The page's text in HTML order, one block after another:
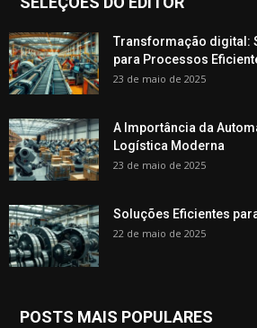
Transformação digital:
para Processos
23 de maio de 2025
A Importância da
Logística Moderna
23 de maio de 2025
Soluções Eficientes
22 de maio de 2025
POSTS MAIS POPULARES